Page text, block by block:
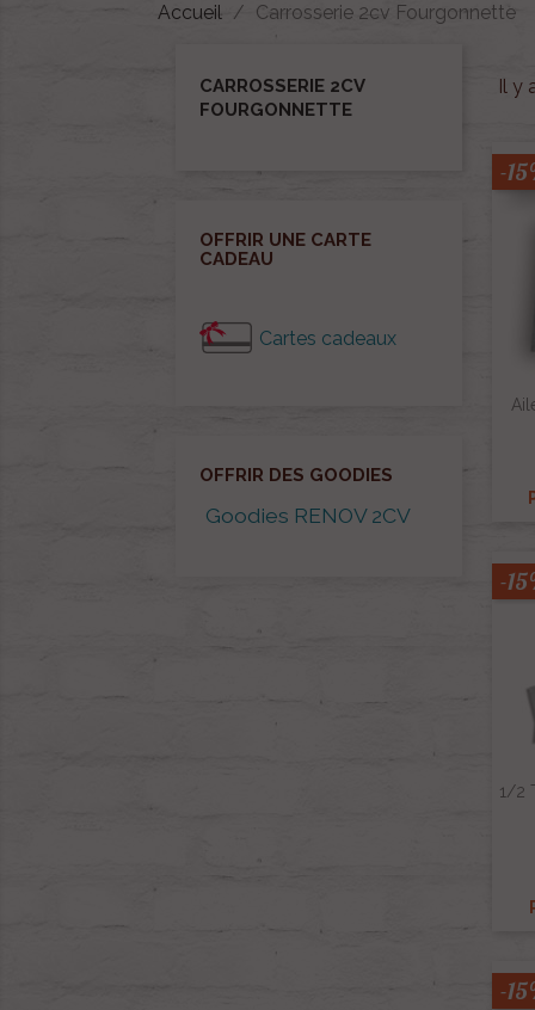
Accueil Carrosserie 2cv Fourgonnette
CARROSSERIE 2CV
FOURGONNETTE
OFFRIR UNE CARTE
CADEAU
Cartes cadeaux
OFFRIR DES GOODIES
Goodies RENOV 2CV
Il y
-
1/2
-
-